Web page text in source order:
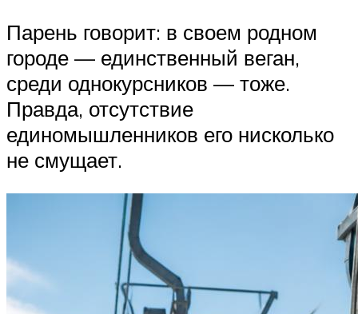
Парень говорит: в своем родном
городе — единственный веган,
среди однокурсников — тоже.
Правда, отсутствие
единомышленников его нисколько
не смущает.